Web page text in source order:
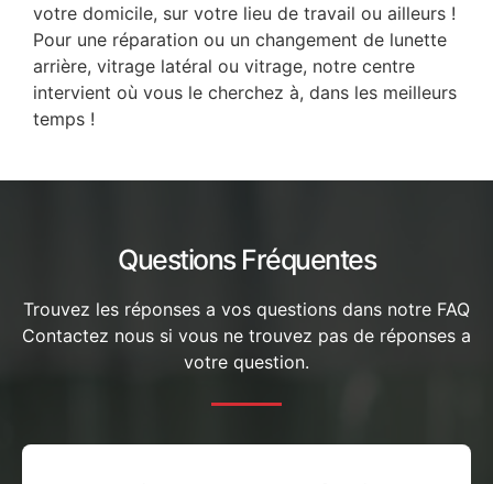
votre domicile, sur votre lieu de travail ou ailleurs !
Pour une réparation ou un changement de lunette
arrière, vitrage latéral ou vitrage, notre centre
intervient où vous le cherchez à, dans les meilleurs
temps !
Questions Fréquentes
Trouvez les réponses a vos questions dans notre FAQ
Contactez nous si vous ne trouvez pas de réponses a
votre question.